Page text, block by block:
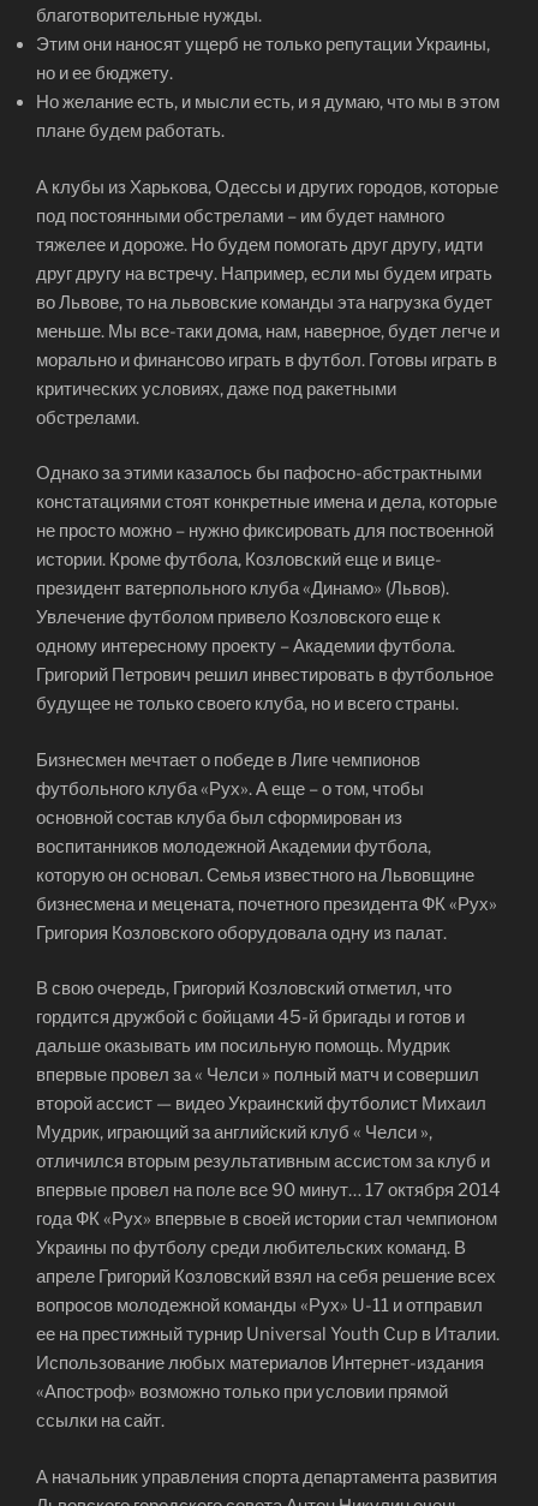
благотворительные нужды.
Этим они наносят ущерб не только репутации Украины,
но и ее бюджету.
Но желание есть, и мысли есть, и я думаю, что мы в этом
плане будем работать.
А клубы из Харькова, Одессы и других городов, которые
под постоянными обстрелами – им будет намного
тяжелее и дороже. Но будем помогать друг другу, идти
друг другу на встречу. Например, если мы будем играть
во Львове, то на львовские команды эта нагрузка будет
меньше. Мы все-таки дома, нам, наверное, будет легче и
морально и финансово играть в футбол. Готовы играть в
критических условиях, даже под ракетными
обстрелами.
Однако за этими казалось бы пафосно-абстрактными
констатациями стоят конкретные имена и дела, которые
не просто можно – нужно фиксировать для поствоенной
истории. Кроме футбола, Козловский еще и вице-
президент ватерпольного клуба «Динамо» (Львов).
Увлечение футболом привело Козловского еще к
одному интересному проекту – Академии футбола.
Григорий Петрович решил инвестировать в футбольное
будущее не только своего клуба, но и всего страны.
Бизнесмен мечтает о победе в Лиге чемпионов
футбольного клуба «Рух». А еще – о том, чтобы
основной состав клуба был сформирован из
воспитанников молодежной Академии футбола,
которую он основал. Семья известного на Львовщине
бизнесмена и мецената, почетного президента ФК «Рух»
Григория Козловского оборудовала одну из палат.
В свою очередь, Григорий Козловский отметил, что
гордится дружбой с бойцами 45-й бригады и готов и
дальше оказывать им посильную помощь. Мудрик
впервые провел за « Челси » полный матч и совершил
второй ассист — видео Украинский футболист Михаил
Мудрик, играющий за английский клуб « Челси »,
отличился вторым результативным ассистом за клуб и
впервые провел на поле все 90 минут… 17 октября 2014
года ФК «Рух» впервые в своей истории стал чемпионом
Украины по футболу среди любительских команд. В
апреле Григорий Козловский взял на себя решение всех
вопросов молодежной команды «Рух» U-11 и отправил
ее на престижный турнир Universal Youth Cup в Италии.
Использование любых материалов Интернет-издания
«Апостроф» возможно только при условии прямой
ссылки на сайт.
А начальник управления спорта департамента развития